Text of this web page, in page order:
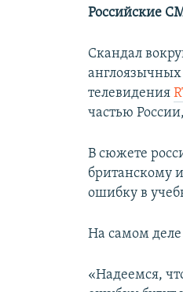
Российские
Скандал
телевидения
частью
В сюжете
британскому
ошибку в
На самом
«Надеемся,